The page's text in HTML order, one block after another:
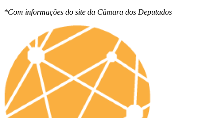
*Com informações do site da Câmara dos Deputados